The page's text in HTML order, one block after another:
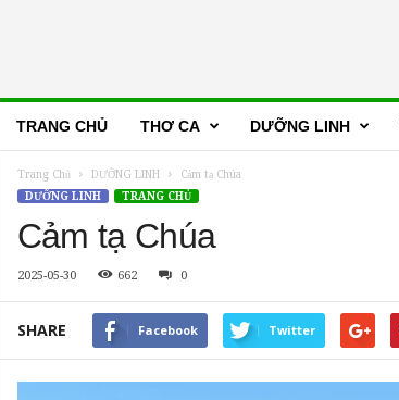
ThậtTRANG CHỦ THƠ CA DƯỠNG LINH
Trang Chủ DƯỠNG LINH
Cảm tạ Chúa
DƯỠNG LINH
TRANG CHỦ
Cảm tạ Chúa
2025-05-30 662 0
SHARE Facebook Twitter